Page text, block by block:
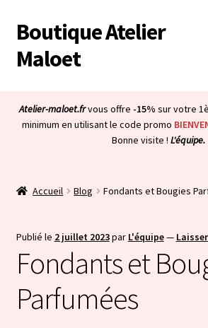
Aller
à
la
Aller
au
contenu
Boutique Atelier
Maloet
Boutique
Blog
Bienvenue dans la boutique
Atelier-maloet.frvous offre -15% sur votre
minimum en utilisant le code promo
Bonne visite ! L'équipe.
Accueil Blog Fondants et Bougies
Publié le 2 juillet 2023par L'équipe—
Fondants et
Parfumées